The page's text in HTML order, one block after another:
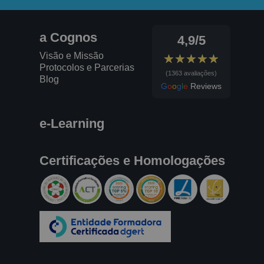
a Cognos
Visão e Missão
Protocolos e Parcerias
Blog
4,9/5
★★★★★
★★★★★
(1363 avaliações)
Goog e Reviews
e-Learning
Certificações e Homologações